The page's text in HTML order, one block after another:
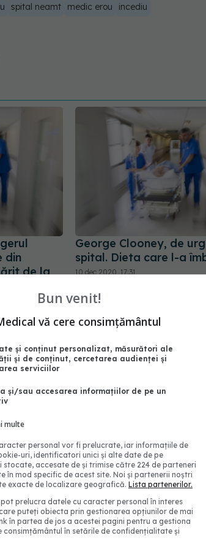
spital neamt medic erou
incediu
din
de la
rănit
George Clooney, de
spital. Dieta care l-a
10 dec 2020, 17:31
la
EXCLUSIV Infecțiile
complicații și factori
medicul urolog
explică
10 aug 2021, 18:53
Bun venit!
vă cere consimțământul
și conținut personalizat, măsurători ale
și de conținut, cercetarea audienței și
serviciilor
și/sau accesarea informațiilor de pe un
multe
personal vor fi prelucrate, iar informațiile de
uri, identificatori unici și alte date de pe
accesate de și trimise către 224 de parteneri
în mod specific de acest site. Noi și partenerii noștri
exacte de localizare geografică. Lista partenerilor.
prelucra datele cu caracter personal în interes
puteți obiecta prin gestionarea opțiunilor de mai
în partea de jos a acestei pagini pentru a gestiona
consimțământul în setările de confidențialitate și